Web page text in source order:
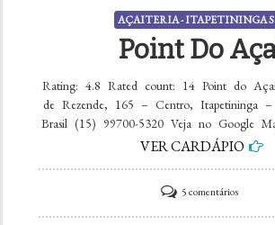
AÇAITERIA - ITAPETININGA
Point Do
Rating: 4.8 Rated count: 14 Point do
de Rezende, 165 – Centro, Itapetininga –
Brasil (15) 99700-5320 Veja no Google
VER CARDÁPIO
5 comentáriosem
Point